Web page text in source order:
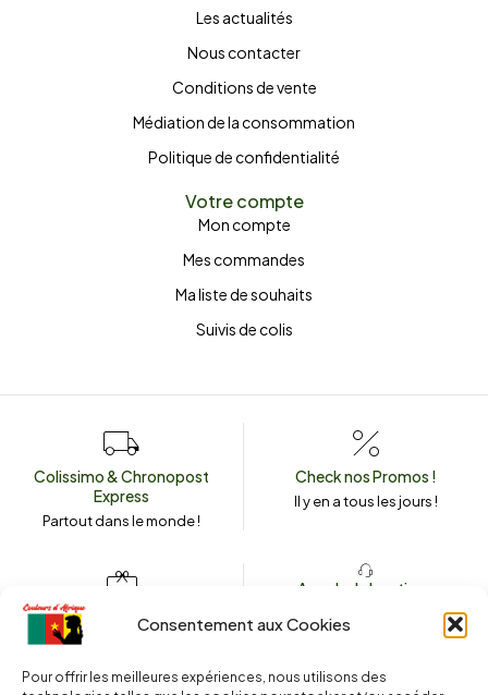
Consentement aux Cookies
Pour offrir les meilleures expériences, nous utilisons des
Les actualités
Nous contacter
Conditions de vente
Médiation de la consommation
Politique de confidentialité
Votre compte
Mon compte
Mes commandes
Ma liste de souhaits
Suivis de colis
Colissimo & Chronopost
Express
Partout dans le monde !
Check nos Promos !
Il y en a tous les jours !
Envoyez un message
couleursdafrique974.com
Appeler la boutique